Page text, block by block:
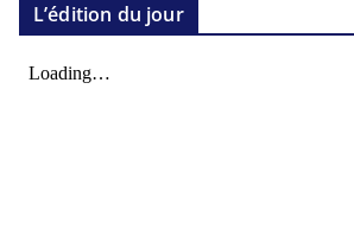
L’édition du jour